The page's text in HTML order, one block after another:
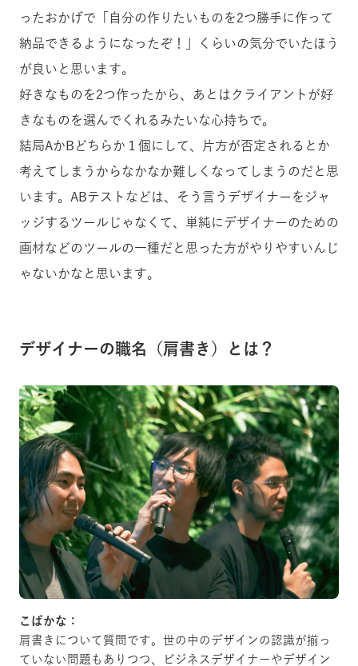
ったおかげで「自分の作りたいものを2つ勝手に作って
納品できるようになったぞ！」くらいの気分でいたほう
が良いと思います。
好きなものを2つ作ったから、あとはクライアントが好
きなものを選んでくれるみたいな心持ちで。
結局AかBどちらか１個にして、片方が否定されるとか
考えてしまうからなかなか難しくなってしまうのだと思
います。ABテストなどは、そう言うデザイナーをジャ
ッジするツールじゃなくて、単純にデザイナーのための
画材などのツールの一種だと思った方がやりやすいんじ
ゃないかなと思います。
デザイナーの職名（肩書き）とは？
こばかな：
肩書きについて質問です。世の中のデザインの認識が揃っ
ていない問題もありつつ、ビジネスデザイナーやデザイン